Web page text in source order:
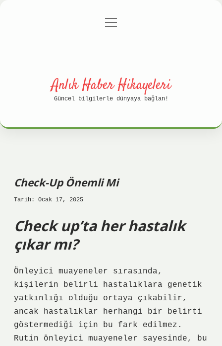
Gizlilik Politikası
menüyü
Anlık Haber Hikayeleri
Güncel bilgilerle dünyaya bağlan!
Check-Up Önemli Mi
Tarih: Ocak 17, 2025
Check up’ta her hastalık
çıkar mı?
Önleyici muayeneler sırasında,
kişilerin belirli hastalıklara genetik
yatkınlığı olduğu ortaya çıkabilir,
ancak hastalıklar herhangi bir belirti
göstermediği için bu fark edilmez.
Rutin önleyici muayeneler sayesinde, bu